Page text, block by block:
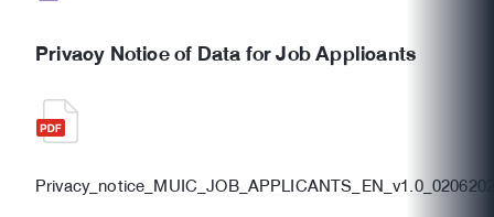
Privacy Notice of Data for Job Applicants